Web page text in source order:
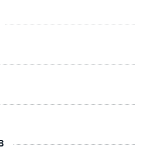
світла, що підвищує
безпечне рух у темний